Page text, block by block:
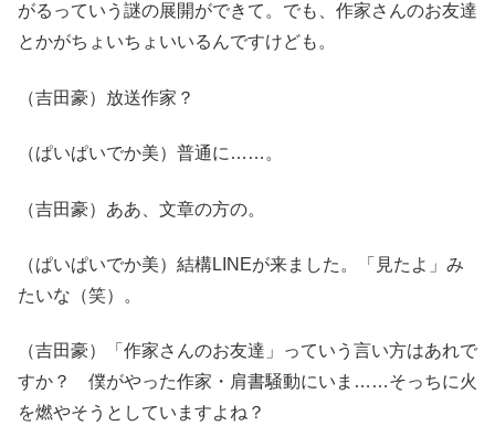
がるっていう謎の展開ができて。でも、作家さんのお友達
とかがちょいちょいいるんですけども。
（吉田豪）放送作家？
（ぱいぱいでか美）普通に……。
（吉田豪）ああ、文章の方の。
（ぱいぱいでか美）結構LINEが来ました。「見たよ」み
たいな（笑）。
（吉田豪）「作家さんのお友達」っていう言い方はあれで
すか？ 僕がやった作家・肩書騒動にいま……そっちに火
を燃やそうとしていますよね？